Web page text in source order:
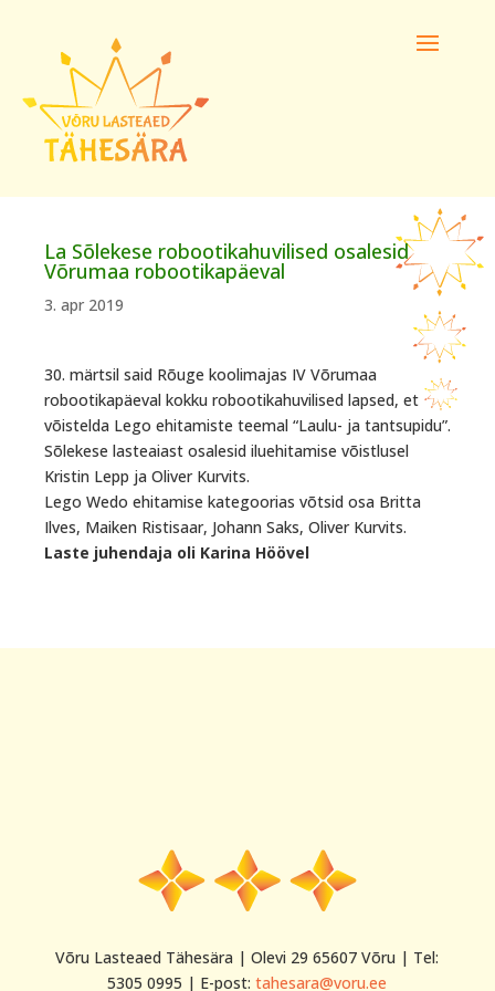
La Sõlekese robootikahuvilised osalesid
Võrumaa robootikapäeval
3. apr 2019
30. märtsil said Rõuge koolimajas IV Võrumaa
robootikapäeval kokku robootikahuvilised lapsed, et
võistelda Lego ehitamiste teemal “Laulu- ja tantsupidu”.
Sõlekese lasteaiast osalesid iluehitamise võistlusel
Kristin Lepp ja Oliver Kurvits.
Lego Wedo ehitamise kategoorias võtsid osa Britta
Ilves, Maiken Ristisaar, Johann Saks, Oliver Kurvits.
Laste juhendaja oli Karina Höövel
Võru Lasteaed Tähesära | Olevi 29 65607 Võru | Tel:
5305 0995 | E-post:tahesara@voru.ee